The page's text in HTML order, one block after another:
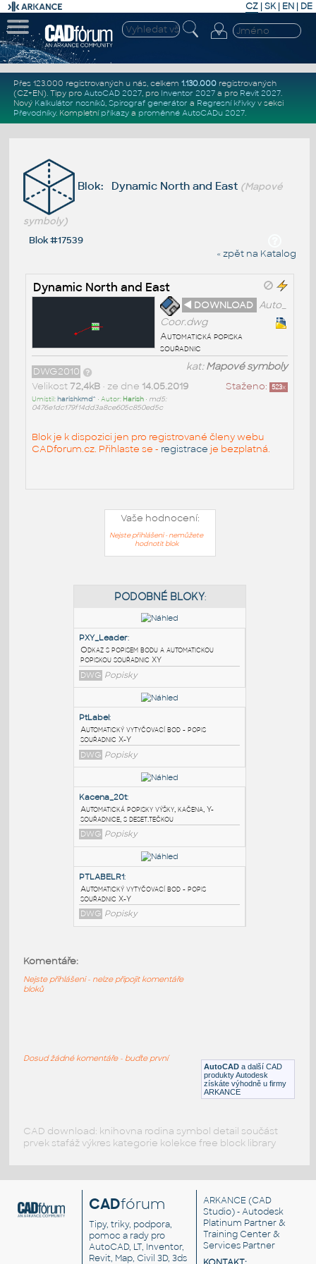
CZ | SK| EN | DE
Přes 123.000 registrovaných u nás, celkem 1.130.000registrovaných
(CZ+EN). Tipy pro AutoCAD 2027, pro Inventor 2027a pro Revit 2027.
Nový Kalkulátor nosníků, Spirograf generátor a Regresní křivkyv sekci
Převodníky. Kompletní příkazya proměnné AutoCADu 2027.
Blok: Dynamic North and East (Mapové
symboly)
Blok #17539
« zpět na Katalog
Dynamic North and East
◄ DOWNLOAD Auto_
Coor.dwg
Automatická popiska
souřadnic
kat:Mapové symboly
DWG2010
Staženo: 523x
Velikost 72,4kB• ze dne 14.05.2019
Umístil: harishkmd^ • Autor: Harish• md5:
0476e1dc179f14dd3a8ce605c850ed5c
Blok je k dispozici jen pro registrované členy webu
CADforum.cz. Přihlaste se - registrace je bezplatná.
Vaše hodnocení:
Nejste přihlášeni - nemůžete
hodnotit blok
PODOBNÉ BLOKY
PXY_Leader
Odkaz s popisem bodu a automatickou
popiskou souřadnic XY
DWG Popisky
PtLabel:
Automatický vytyčovací bod - popis
souřadnic X-Y
DWG Popisky
DWG Popisky
souřadnic X-Y
AutoCAD a další CAD
produkty Autodesk
získáte výhodně u firmy
ARKANCE
Komentáře:
Nejste přihlášeni - nelze připojit komentáře
bloků
Dosud žádné komentáře - buďte první
CAD download: knihovna rodina symbol detail součást
prvek stafáž výkres kategorie kolekce free block library
CADfórum
Tipy, triky, podpora,
pomoc a rady pro
AutoCAD, LT, Inventor,
Revit, Map, Civil 3D, 3ds
ARKANCE (CAD
Studio) - Autodesk
Platinum Partner &
Training Center &
Services Partner